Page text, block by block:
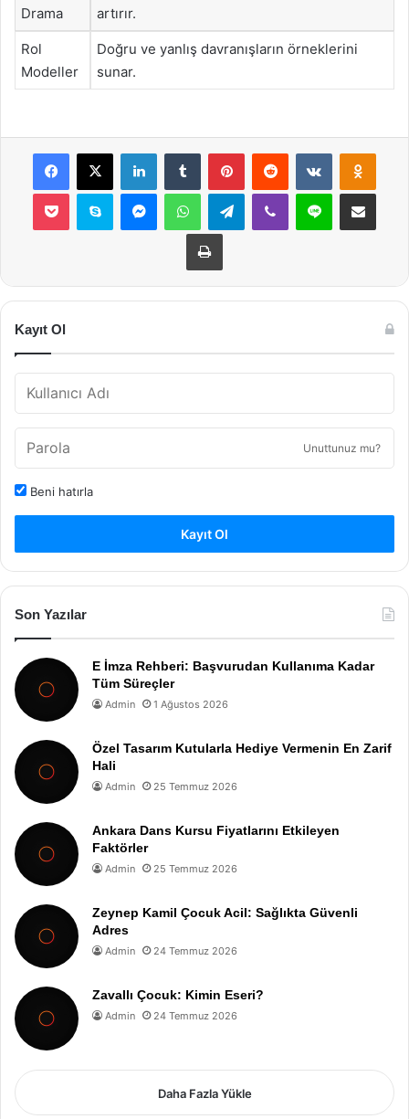
Drama
artırır.
Rol
Modeller
Doğru ve yanlış davranışların örneklerini
sunar.
Facebook
X LinkedInTumblr PinterestReddit VKontakte
Pocket Skype MessengerWhatsAppTelegramViber Line E-Posta ile
Yazdır
Kayıt Ol
Unuttunuz mu?
Beni hatırla
Kayıt Ol
Son Yazılar
E İmza Rehberi: Başvurudan Kullanıma Kadar
Tüm Süreçler
Admin 1 Ağustos 2026
Özel Tasarım Kutularla Hediye Vermenin En Zarif
Hali
Admin 25 Temmuz 2026
Ankara Dans Kursu Fiyatlarını Etkileyen
Faktörler
Admin 25 Temmuz 2026
Zeynep Kamil Çocuk Acil: Sağlıkta Güvenli
Adres
Admin 24 Temmuz 2026
Zavallı Çocuk: Kimin Eseri?
Admin 24 Temmuz 2026
Daha Fazla Yükle